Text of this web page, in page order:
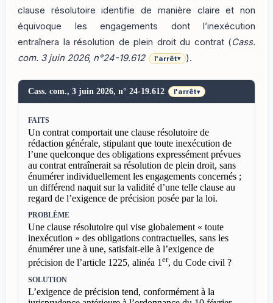
clause résolutoire identifie de manière claire et non
équivoque les engagements dont l’inexécution
entraînera la résolution de plein droit du contrat (Cass.
com. 3 juin 2026, n°24-19.612
l'arrêt▾ ).
Cass. com., 3 juin 2026, n° 24-19.612 l'arrêt▾
FAITS
Un contrat comportait une clause résolutoire de
rédaction générale, stipulant que toute inexécution de
l’une quelconque des obligations expressément prévues
au contrat entraînerait sa résolution de plein droit, sans
énumérer individuellement les engagements concernés ;
un différend naquit sur la validité d’une telle clause au
regard de l’exigence de précision posée par la loi.
PROBLÈME
Une clause résolutoire qui vise globalement « toute
inexécution » des obligations contractuelles, sans les
énumérer une à une, satisfait-elle à l’exigence de
précision de l’article 1225, alinéa 1er, du Code civil ?
SOLUTION
L’exigence de précision tend, conformément à la